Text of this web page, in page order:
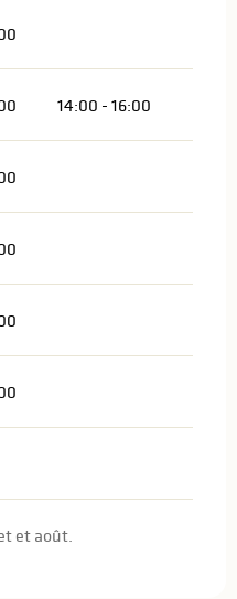
14:00 - 16:00
et août.